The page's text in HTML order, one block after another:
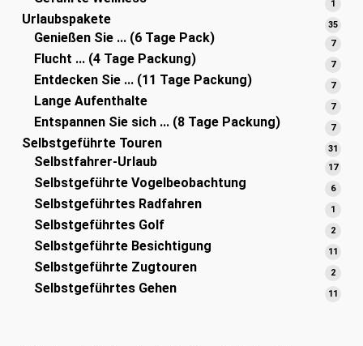
1
Urlaubspakete 3535
Genießen Sie ... (6 Tage Pack) 77
Flucht ... (4 Tage Packung) 77
Entdecken Sie ... (11 Tage Packung) 77
Lange Aufenthalte 77
Entspannen Sie sich ... (8 Tage Packung) 77
Selbstgeführte Touren 31
Selbstfahrer-Urlaub 1717
Selbstgeführte Vogelbeobachtung 66
Selbstgeführtes Radfahren 1
Selbstgeführtes Golf 22
Selbstgeführte Besichtigung 11
Selbstgeführte Zugtouren 22
Selbstgeführtes Gehen 11